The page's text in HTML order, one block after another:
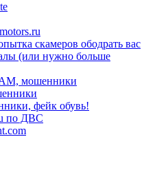
скамеров ободрать вас
(или нужно больше
мошенники
фейк обувь!
по ДВС